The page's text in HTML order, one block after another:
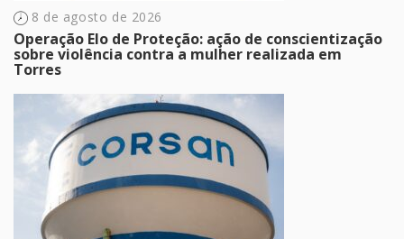
8 de agosto de 2026
Operação Elo de Proteção: ação de conscientização
sobre violência contra a mulher realizada em
Torres